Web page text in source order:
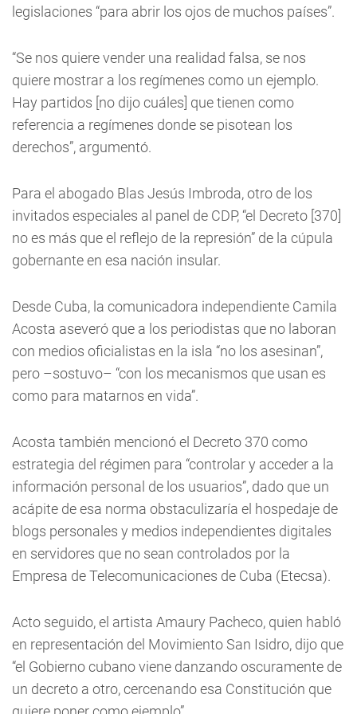
legislaciones “para abrir los ojos de muchos países”.
“Se nos quiere vender una realidad falsa, se nos
quiere mostrar a los regímenes como un ejemplo.
Hay partidos [no dijo cuáles] que tienen como
referencia a regímenes donde se pisotean los
derechos”, argumentó.
Para el abogado Blas Jesús Imbroda, otro de los
invitados especiales al panel de CDP, “el Decreto [370]
no es más que el reflejo de la represión” de la cúpula
gobernante en esa nación insular.
Desde Cuba, la comunicadora independiente Camila
Acosta aseveró que a los periodistas que no laboran
con medios oficialistas en la isla “no los asesinan”,
pero –sostuvo– “con los mecanismos que usan es
como para matarnos en vida”.
Acosta también mencionó el Decreto 370 como
estrategia del régimen para “controlar y acceder a la
información personal de los usuarios”, dado que un
acápite de esa norma obstaculizaría el hospedaje de
blogs personales y medios independientes digitales
en servidores que no sean controlados por la
Empresa de Telecomunicaciones de Cuba (Etecsa).
Acto seguido, el artista Amaury Pacheco, quien habló
en representación del Movimiento San Isidro, dijo que
“el Gobierno cubano viene danzando oscuramente de
un decreto a otro, cercenando esa Constitución que